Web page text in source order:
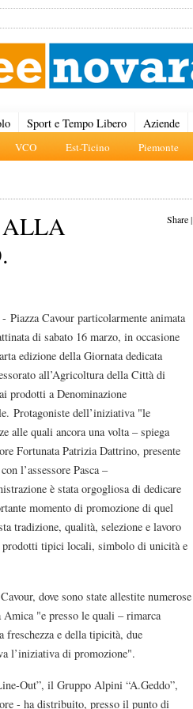
VCO Est-Ticino Piemonte
Sport e Tempo Libero Aziende
Share|
ALLA
- Piazza Cavour particolarmente animata
di sabato 16 marzo, in occasione
edizione della Giornata dedicata
all’Agricoltura della Città di
prodotti a Denominazione
Protagoniste dell’iniziativa "le
alle quali ancora una volta – spiega
Fortunata Patrizia Dattrino, presente
l’assessore Pasca –
è stata orgogliosa di dedicare
momento di promozione di quel
tradizione, qualità, selezione e lavoro
prodotti tipici locali, simbolo di unicità e
dove sono state allestite numerose
"e presso le quali – rimarca
freschezza e della tipicità, due
l’iniziativa di promozione".
Out”, il Gruppo Alpini “A.Geddo”,
- ha distribuito, presso il punto di